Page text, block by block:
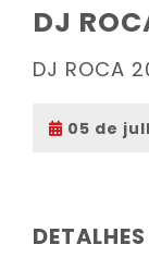
DJ
DJ ROCA
05 de
DETALHES